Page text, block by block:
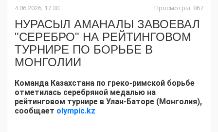
4.06.2026, 17:30 Просмотры: 867
НУРАСЫЛ АМАНАЛЫ ЗАВОЕВАЛ
"СЕРЕБРО" НА РЕЙТИНГОВОМ
ТУРНИРЕ ПО БОРЬБЕ В
МОНГОЛИИ
Команда Казахстана по греко-римской борьбе
отметилась серебряной медалью на
рейтинговом турнире в Улан-Баторе (Монголия),
сообщает olympic.kz